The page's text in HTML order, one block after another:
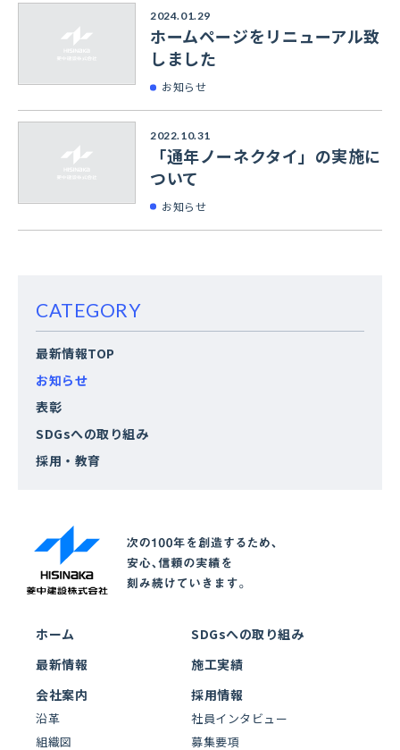
2024.01.29
ホームページをリニューアル致
しました
お知らせ
2022.10.31
「通年ノーネクタイ」の実施に
ついて
お知らせ
CATEGORY
最新情報TOP
お知らせ
表彰
SDGsへの取り組み
採用・教育
ホーム
最新情報
会社案内
沿革
組織図
SDGsへの取り組み
施工実績
採用情報
社員インタビュー
募集要項